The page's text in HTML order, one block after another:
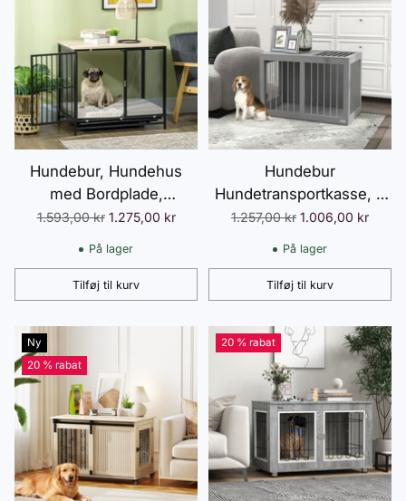
Hundebur, Hundehus
med Bordplade,
Hundegård med Hynde,
Udtrækkelig Gulvbakke,
55 x 71 cm
Normalpris
1.593,00 kr 1.275,00 kr
På lager
Tilføj til kurv
Antal
Hundebur
Hundetransportkasse, 2
døre, aflåselig, stålnet,
80 cm x 50 cm x 56,5
Normalpris
1.257,00 kr 1.006,00 kr
På lager
Tilføj til kurv
Antal
Ny
20 % rabat
20 % rabat